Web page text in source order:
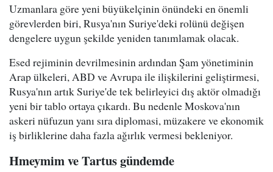
Uzmanlara göre yeni büyükelçinin önündeki en önemli
görevlerden biri, Rusya'nın Suriye'deki rolünü değişen
dengelere uygun şekilde yeniden tanımlamak olacak.
Esed rejiminin devrilmesinin ardından Şam yönetiminin
Arap ülkeleri, ABD ve Avrupa ile ilişkilerini geliştirmesi,
Rusya'nın artık Suriye'de tek belirleyici dış aktör olmadığı
yeni bir tablo ortaya çıkardı. Bu nedenle Moskova'nın
askeri nüfuzun yanı sıra diplomasi, müzakere ve ekonomik
iş birliklerine daha fazla ağırlık vermesi bekleniyor.
Hmeymim ve Tartus gündemde